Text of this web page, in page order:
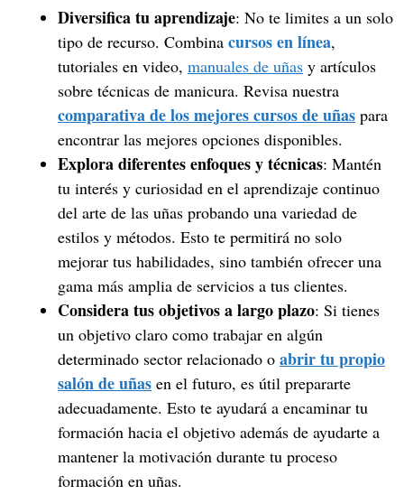
Diversifica tu aprendizaje: No te limites a un solo
tipo de recurso. Combina cursos en línea,
tutoriales en video, manuales de uñas y artículos
sobre técnicas de manicura. Revisa nuestra
comparativa de los mejores cursos de uñas para
encontrar las mejores opciones disponibles.
Explora diferentes enfoques y técnicas: Mantén
tu interés y curiosidad en el aprendizaje continuo
del arte de las uñas probando una variedad de
estilos y métodos. Esto te permitirá no solo
mejorar tus habilidades, sino también ofrecer una
gama más amplia de servicios a tus clientes.
Considera tus objetivos a largo plazo: Si tienes
un objetivo claro como trabajar en algún
determinado sector relacionado o abrir tu propio
salón de uñas en el futuro, es útil prepararte
adecuadamente. Esto te ayudará a encaminar tu
formación hacia el objetivo además de ayudarte a
mantener la motivación durante tu proceso
formación en uñas.